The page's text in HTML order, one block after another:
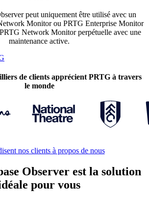
peut uniquement être utilisé avec un
Monitor ou PRTG Enterprise Monitor
Network Monitor perpétuelle avec une
maintenance active.
de clients apprécient PRTG à travers
le monde
nos clients à propos de nous
Observer est la solution
pour vous